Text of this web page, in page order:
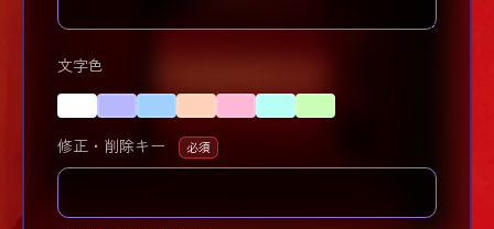
文字色
修正・削除キー 必須